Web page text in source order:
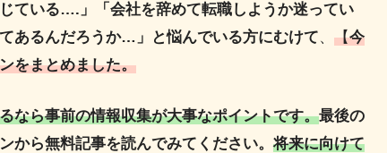
ている….」「会社を辞めて転職しようか迷ってい
あるんだろうか…」と悩んでいる方にむけて、【今
をまとめました。
なら事前の情報収集が大事なポイントです。最後の
から無料記事を読んでみてください。将来に向けて